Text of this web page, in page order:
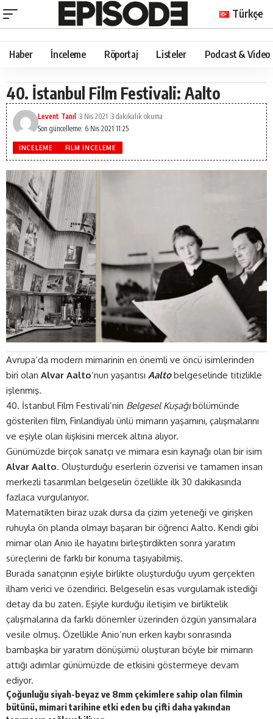
Türkçe
Haber İnceleme Röportaj Listeler Podcast & Video
40. İstanbul Film Festivali: Aalto
Son güncelleme: 6 Nis 2021 11:25
Levent Tanıl 3 Nis 2021 3 dakikalık okuma
İNCELEME FILM İNCELEME
Avrupa’da modern mimarinin en önemli ve öncü isimlerinden
biri olan Alvar Aalto’nun yaşantısı Aaltobelgeselinde titizlikle
işlenmiş.
40. İstanbul Film Festivali’nin Belgesel Kuşağıbölümünde
gösterilen film, Finlandiyalı ünlü mimarın yaşamını, çalışmalarını
ve eşiyle olan ilişkisini mercek altına alıyor.
Günümüzde birçok sanatçı ve mimara esin kaynağı olan bir isim
Alvar Aalto. Oluşturduğu eserlerin özverisi ve tamamen insan
merkezli tasarımları belgeselin özellikle ilk 30 dakikasında
fazlaca vurgulanıyor.
Matematikten biraz uzak dursa da çizim yeteneği ve girişken
ruhuyla ön planda olmayı başaran bir öğrenci Aalto. Kendi gibi
mimar olan Anio ile hayatını birleştirdikten sonra yaratım
süreçlerini de farklı bir konuma taşıyabilmiş.
Burada sanatçının eşiyle birlikte oluşturduğu uyum gerçekten
ilham verici ve özendirici. Belgeselin esas vurgulamak istediği
detay da bu zaten. Eşiyle kurduğu iletişim ve birliktelik
çalışmalarına da farklı dönemler üzerinden özgün yansımalara
vesile olmuş. Özellikle Anio’nun erken kaybı sonrasında
bambaşka bir yaratım dönüşümü oluşturan böyle bir mimarın
attığı adımlar günümüzde de etkisini göstermeye devam
ediyor.
Çoğunluğu siyah-beyaz ve 8mm çekimlere sahip olan filmin
bütünü, mimari tarihine etki eden bu çifti daha yakından